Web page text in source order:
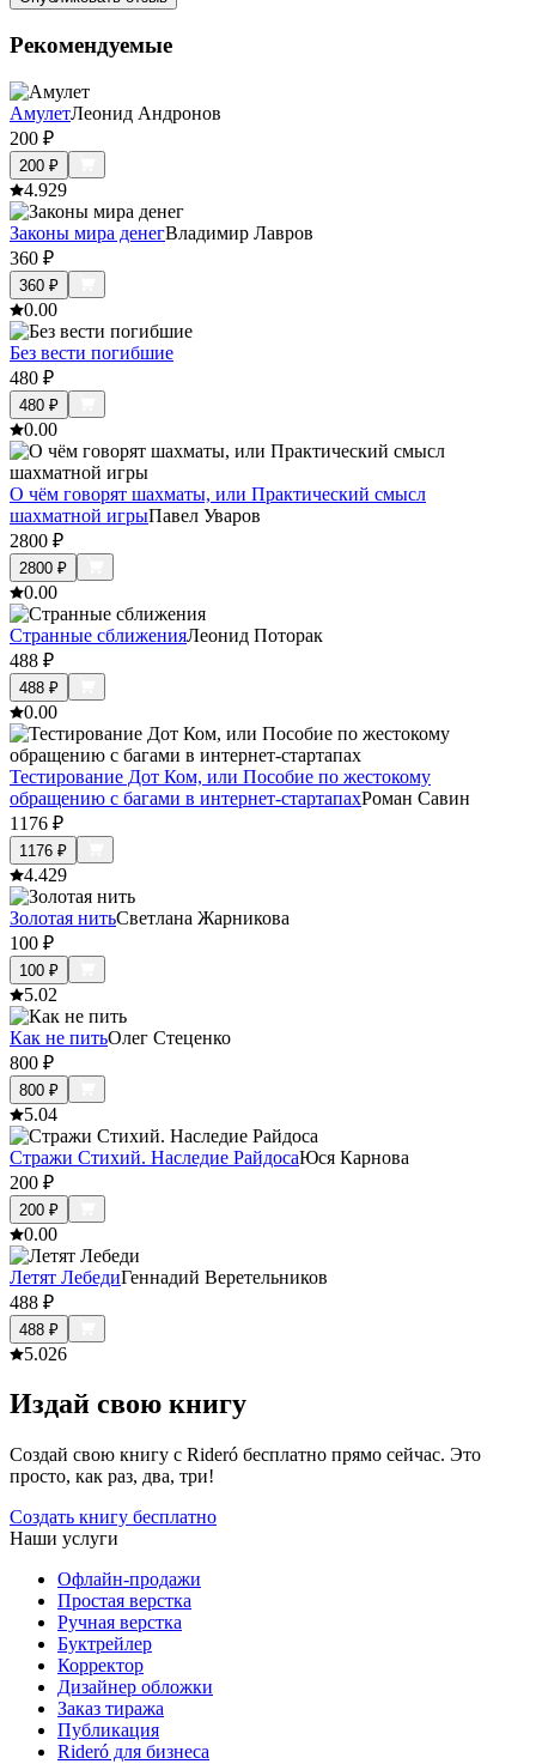
Рекомендуемые
АмулетЛеонид Андронов
200 ₽
200 ₽
4.929
Законы мира денегВладимир Лавров
360 ₽
360 ₽
0.00
Без вести погибшие
480 ₽
480 ₽
0.00
О чём говорят шахматы, или Практический смысл
шахматной игрыПавел Уваров
2800 ₽
2800 ₽
0.00
Странные сближенияЛеонид Поторак
488 ₽
488 ₽
0.00
Тестирование Дот Ком, или Пособие по жестокому
обращению с багами в интернет-стартапахРоман Савин
1176 ₽
1176 ₽
4.429
Золотая нитьСветлана Жарникова
100 ₽
100 ₽
5.02
Как не питьОлег Стеценко
800 ₽
800 ₽
5.04
Стражи Стихий. Наследие РайдосаЮся Карнова
200 ₽
200 ₽
0.00
Летят ЛебедиГеннадий Веретельников
488 ₽
488 ₽
5.026
Издай свою книгу
Создай свою книгу с Rideró бесплатно прямо сейчас. Это
просто, как раз, два, три!
Создать книгу бесплатно
Наши услуги
Офлайн-продажи
Простая верстка
Ручная верстка
Буктрейлер
Корректор
Дизайнер обложки
Заказ тиража
Публикация
Rideró для бизнеса